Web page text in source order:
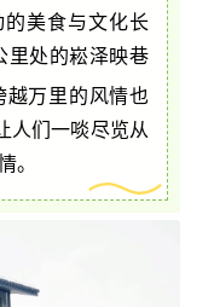
美食与文化长
里处的崧泽映巷
越万里的风情也
人们一啖尽览从
。